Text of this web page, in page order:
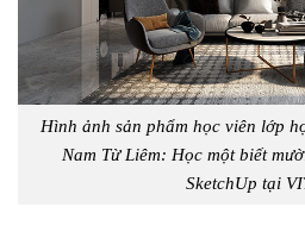
Hình ảnh sản phẩm học viên lớp
Nam Từ Liêm: Học một biết
SketchUp tại